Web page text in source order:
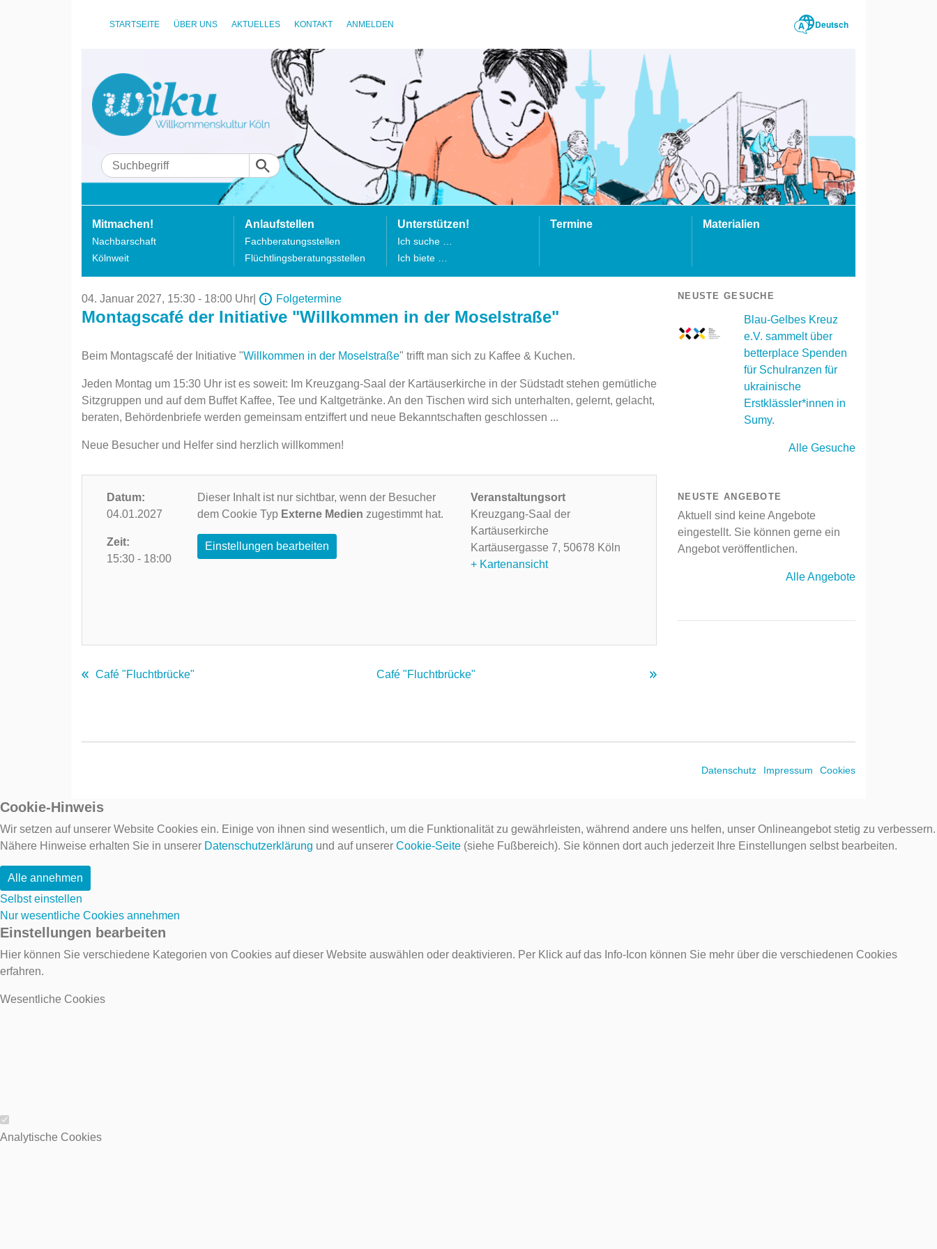
STARTSEITE ÜBER UNS AKTUELLES KONTAKT ANMELDEN Deutsch
Mitmachen!
Nachbarschaft
Kölnweit
Anlaufstellen
Fachberatungsstellen
Flüchtlingsberatungsstellen
Unterstützen!
Ich suche …
Ich biete …
Termine Materialien
04. Januar 2027, 15:30 - 18:00 Uhr Folgetermine
Montagscafé der Initiative "Willkommen in der Moselstraße"
Beim Montagscafé der Initiative "Willkommen in der Moselstraße" trifft man sich zu Kaffee & Kuchen.
Jeden Montag um 15:30 Uhr ist es soweit: Im Kreuzgang-Saal der Kartäuserkirche in der ‎Südstadt stehen gemütliche
Sitzgruppen und auf dem Buffet Kaffee, ‎Tee und Kaltgetränke. An den Tischen wird sich unterhalten, gelernt, gelacht,
beraten, Behördenbriefe werden gemeinsam entziffert und neue Bekanntschaften ‎geschlossen ...‎
Neue Besucher und Helfer sind herzlich willkommen!
Datum:
04.01.2027
Zeit:
15:30 - 18:00
Dieser Inhalt ist nur sichtbar, wenn der Besucher
dem Cookie Typ Externe Medien zugestimmt hat.
Einstellungen bearbeiten
Veranstaltungsort
Kreuzgang-Saal der
Kartäuserkirche
Kartäusergasse 7, 50678 Köln
+ Kartenansicht
Café "Fluchtbrücke" Café "Fluchtbrücke"
NEUSTE GESUCHE
Blau-Gelbes Kreuz
e.V. sammelt über
betterplace Spenden
für Schulranzen für
ukrainische
Erstklässler*innen in
Sumy.
Alle Gesuche
NEUSTE ANGEBOTE
Aktuell sind keine Angebote
eingestellt. Sie können gerne ein
Angebot veröffentlichen.
Alle Angebote
Datenschutz Impressum Cookies
Cookie-Hinweis
Wir setzen auf unserer Website Cookies ein. Einige von ihnen sind wesentlich, um die Funktionalität zu gewährleisten, während andere uns helfen, unser Onlineangebot stetig zu verbessern.
Nähere Hinweise erhalten Sie in unserer Datenschutzerklärung und auf unserer Cookie-Seite (siehe Fußbereich). Sie können dort auch jederzeit Ihre Einstellungen selbst bearbeiten.
Alle annehmen
Selbst einstellen
Nur wesentliche Cookies annehmen
Einstellungen bearbeiten
Hier können Sie verschiedene Kategorien von Cookies auf dieser Website auswählen oder deaktivieren. Per Klick auf das Info-Icon können Sie mehr über die verschiedenen Cookies
erfahren.
Wesentliche Cookies
Wesentliche Cookies
Analytische Cookies